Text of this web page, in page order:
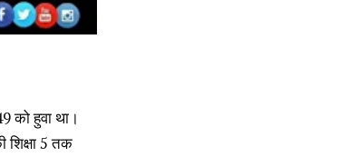
को हुवा था।
शिक्षा 5 तक